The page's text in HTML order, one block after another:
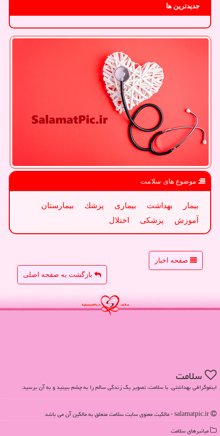
جدیدترین ها
موضوع های سلامت
بیمار بهداشت بیماری پزشك
بیمارستان
آموزش
پزشكی اختلال
صفحه اخبار
بازگشت به صفحه اصلی
سلامت
اینفوگرافی بهداشتی. با سلامت، تصویر یک زندگی سالم را به چشم ببینید و به آن برسید.
میانبرهای سلامت